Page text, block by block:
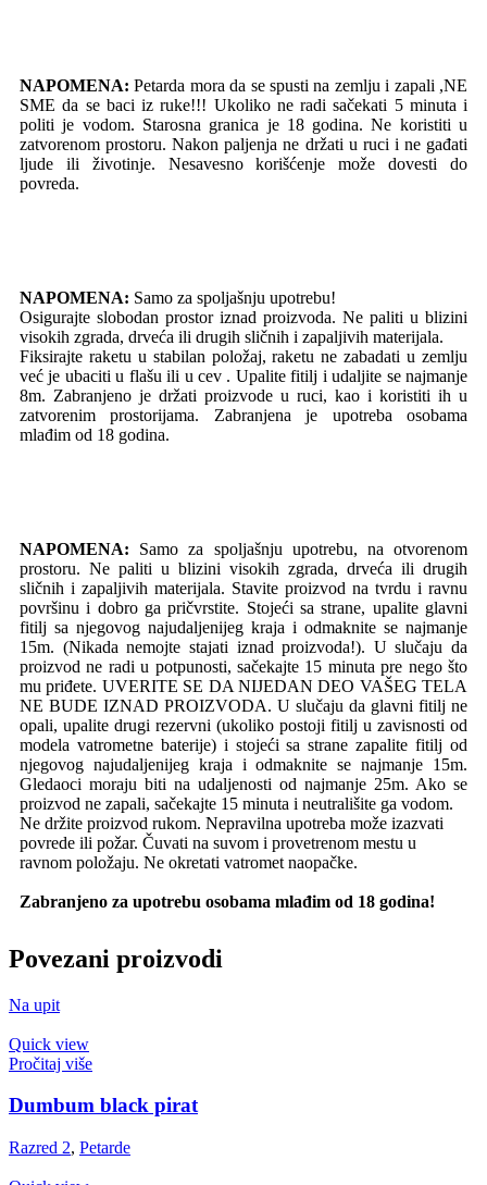
NAPOMENA: Petarda mora da se spusti na zemlju i zapali ,NE
SME da se baci iz ruke!!! Ukoliko ne radi sačekati 5 minuta i
politi je vodom. Starosna granica je 18 godina. Ne koristiti u
zatvorenom prostoru. Nakon paljenja ne držati u ruci i ne gađati
ljude ili životinje. Nesavesno korišćenje može dovesti do
povreda.
NAPOMENA: Samo za spoljašnju upotrebu!
Osigurajte slobodan prostor iznad proizvoda. Ne paliti u blizini
visokih zgrada, drveća ili drugih sličnih i zapaljivih materijala.
Fiksirajte raketu u stabilan položaj, raketu ne zabadati u zemlju
već je ubaciti u flašu ili u cev . Upalite fitilj i udaljite se najmanje
8m. Zabranjeno je držati proizvode u ruci, kao i koristiti ih u
zatvorenim prostorijama. Zabranjena je upotreba osobama
mlađim od 18 godina.
NAPOMENA: Samo za spoljašnju upotrebu, na otvorenom
prostoru. Ne paliti u blizini visokih zgrada, drveća ili drugih
sličnih i zapaljivih materijala. Stavite proizvod na tvrdu i ravnu
površinu i dobro ga pričvrstite. Stojeći sa strane, upalite glavni
fitilj sa njegovog najudaljenijeg kraja i odmaknite se najmanje
15m. (Nikada nemojte stajati iznad proizvoda!). U slučaju da
proizvod ne radi u potpunosti, sačekajte 15 minuta pre nego što
mu priđete. UVERITE SE DA NIJEDAN DEO VAŠEG TELA
NE BUDE IZNAD PROIZVODA. U slučaju da glavni fitilj ne
opali, upalite drugi rezervni (ukoliko postoji fitilj u zavisnosti od
modela vatrometne baterije) i stojeći sa strane zapalite fitilj od
njegovog najudaljenijeg kraja i odmaknite se najmanje 15m.
Gledaoci moraju biti na udaljenosti od najmanje 25m. Ako se
proizvod ne zapali, sačekajte 15 minuta i neutrališite ga vodom.
Ne držite proizvod rukom. Nepravilna upotreba može izazvati
povrede ili požar. Čuvati na suvom i provetrenom mestu u
ravnom položaju. Ne okretati vatromet naopačke.
Zabranjeno za upotrebu osobama mlađim od 18 godina!
Povezani proizvodi
Na upit
Quick view
Pročitaj više
Dumbum black pirat
Razred 2, Petarde